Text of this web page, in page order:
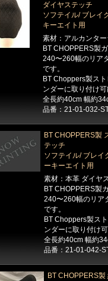
ダイヤステッチ
ソフテイル/ ブレイ
キーエイト用
素材：アルカンタ
BT CHOPPERS製
240〜260幅のリア
です。
BT Choppers製ス
ンダーに取り付け
全長約40cm 幅約
品番：21-01-032-
BT CHOPPERS製
テッチ
ソフテイル/ ブレイ
ーキーエイト用
素材：本革 ダイヤ
BT CHOPPERS製
240〜260幅のリア
です。
BT Choppers製ス
ンダーに取り付け
全長約40cm 幅約
品番：21-01-042-
BT CHOPPERS